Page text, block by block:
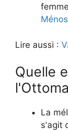
Lire aussi :
Quelle
La
s'agit